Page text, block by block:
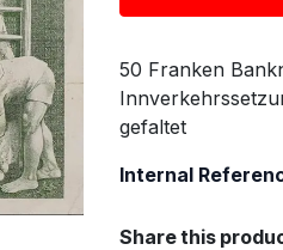
50 Franken
gefaltet
Internal
Share this